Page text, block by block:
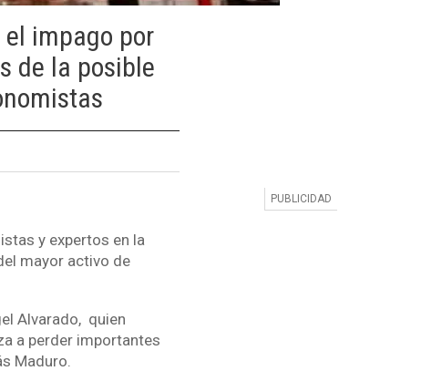
impago por
de la posible
y expertos en la
mayor activo de
Alvarado, quien
a perder importantes
Maduro.